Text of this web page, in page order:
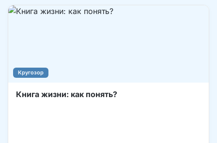
Кругозор
Книга жизни: как понять?